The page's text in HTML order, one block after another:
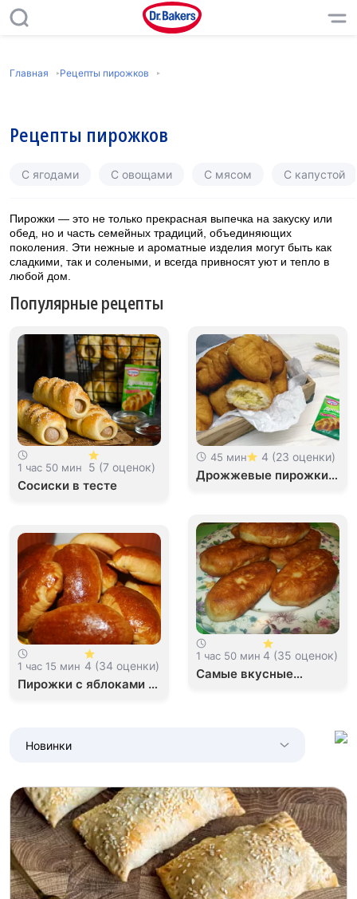
Главная Рецепты пирожков
Рецепты пирожков
С ягодами С овощами С мясом С капустой
Пирожки — это не только прекрасная выпечка на закуску или
обед, но и часть семейных традиций, объединяющих
поколения. Эти нежные и ароматные изделия могут быть как
сладкими, так и солеными, и всегда привносят уют и тепло в
любой дом.
Популярные рецепты
1 час 50 мин 5 (7 оценок)
Сосиски в тесте
1 час 15 мин 4 (34 оценки)
Пирожки с яблоками в
45 мин 4 (23 оценки)
Дрожжевые пирожки с
1 час 50 мин 4 (35 оценок)
Самые вкусные
Новинки